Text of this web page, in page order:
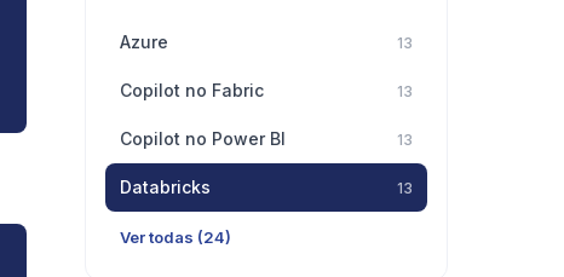
Azure 13
Copilot no Fabric 13
Copilot no Power BI 13
Databricks 13
Ver todas (24)